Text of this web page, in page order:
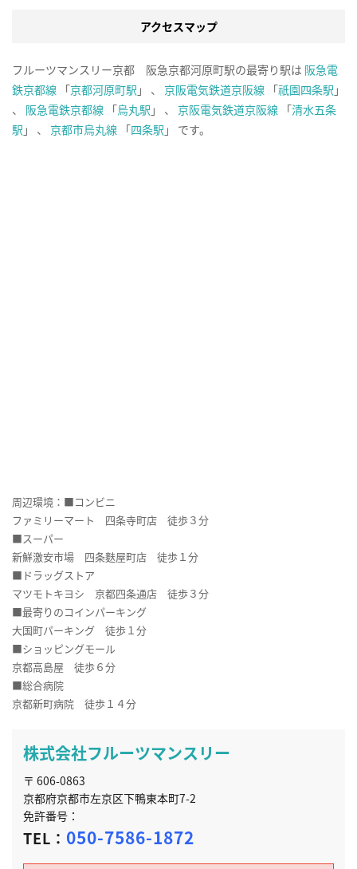
アクセスマップ
フルーツマンスリー京都 阪急京都河原町駅の最寄り駅は 阪急電
鉄京都線 「京都河原町駅 」 、 京阪電気鉄道京阪線 「祇園四条駅 」
、 阪急電鉄京都線 「烏丸駅 」 、 京阪電気鉄道京阪線 「清水五条
駅 」 、 京都市烏丸線 「四条駅 」 です。
周辺環境：■コンビニ
ファミリーマート 四条寺町店 徒歩３分
■スーパー
新鮮激安市場 四条麩屋町店 徒歩１分
■ドラッグストア
マツモトキヨシ 京都四条通店 徒歩３分
■最寄りのコインパーキング
大国町パーキング 徒歩１分
■ショッピングモール
京都高島屋 徒歩６分
■総合病院
京都新町病院 徒歩１４分
株式会社フルーツマンスリー
〒 606-0863
京都府京都市左京区下鴨東本町7-2
免許番号：
TEL： 050-7586-1872